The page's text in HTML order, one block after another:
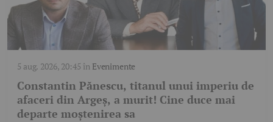
5 aug. 2026, 20:45 în Evenimente
Constantin Pănescu, titanul unui imperiu de
afaceri din Argeș, a murit! Cine duce mai
departe moștenirea sa